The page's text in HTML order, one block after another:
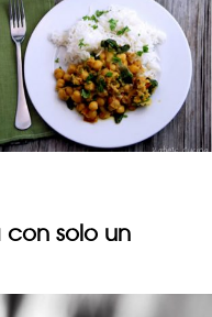
solo un